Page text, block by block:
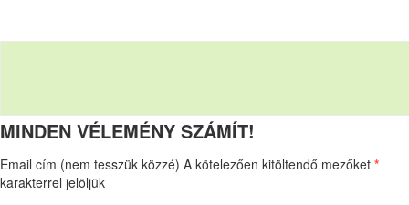
MINDEN VÉLEMÉNY SZÁMÍT!
Email cím (nem tesszük közzé) A kötelezően kitöltendő mezőket *
karakterrel jelöljük